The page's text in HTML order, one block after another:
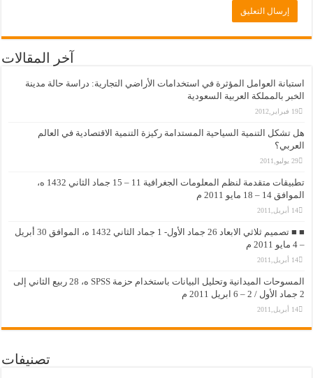
آخر المقالات
العوامل المؤثرة في استخدامات الأراضي التجارية: دراسة حالة مدينة
بالمملكة العربية السعودية
تشكل التنمية السياحية المستدامة ركيزة التنمية الاقتصادية في العالم
تطبيقات متقدمة لنظم المعلومات الجغرافية 11 – 15 جماد الثاني 1432 ه،
14 – 18 مايو 2011 م
■ ■ تصميم ثلاثي الابعاد 26 جماد الأول- 1 جماد الثاني 1432 ه، الموافق 30 أبريل
المسوحات الميدانية وتحليل البيانات باستخدام حزمة SPSS ه، 28 ربيع الثاني إلى
تصنيفات